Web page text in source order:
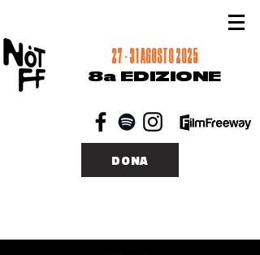
27 - 31 AGOSTO 2025
8a EDIZIONE
DONA